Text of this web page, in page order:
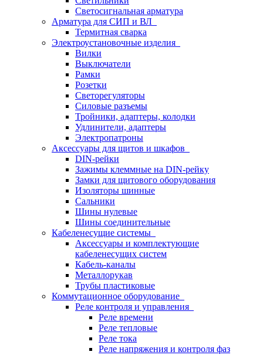
Светосигнальная арматура
Арматура для СИП и ВЛ
Термитная сварка
Электроустановочные изделия
Вилки
Выключатели
Рамки
Розетки
Светорегуляторы
Силовые разъемы
Тройники, адаптеры, колодки
Удлинители, адаптеры
Электропатроны
Аксессуары для щитов и шкафов
DIN-рейки
Зажимы клеммные на DIN-рейку
Замки для щитового оборудования
Изоляторы шинные
Сальники
Шины нулевые
Шины соединительные
Кабеленесущие системы
Аксессуары и комплектующие
кабеленесущих систем
Кабель-каналы
Металлорукав
Трубы пластиковые
Коммутационное оборудование
Реле контроля и управления
Реле времени
Реле тепловые
Реле тока
Реле напряжения и контроля фаз